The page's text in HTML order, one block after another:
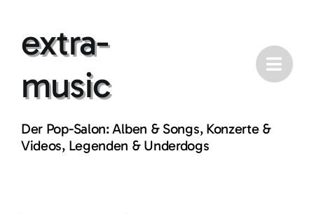
contentextra-
music
Der Pop-Salon: Alben & Songs, Konzerte &
Videos, Legenden & Underdogs